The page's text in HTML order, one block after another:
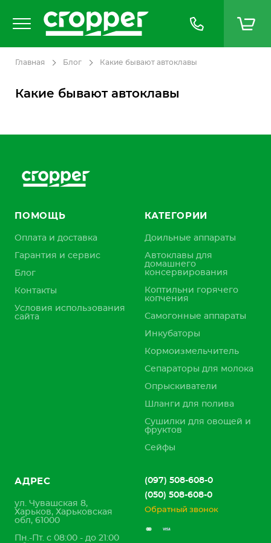
Главная Блог Какие бывают автоклавы
Какие бывают автоклавы
ПОМОЩЬ
Оплата и доставка
Гарантия и сервис
Блог
Контакты
Условия использования
сайта
КАТЕГОРИИ
Доильные аппараты
Автоклавы для
домашнего
консервирования
Коптильни горячего
копчения
Самогонные аппараты
Инкубаторы
Кормоизмельчитель
Сепараторы для молока
Опрыскиватели
Шланги для полива
Сушилки для овощей и
фруктов
Сейфы
АДРЕС
ул. Чувашская 8,
Харьков, Харьковская
обл, 61000
Пн.-Пт. с 08:00 - до 21:00
(097) 508-608-0
(050) 508-608-0
Обратный звонок